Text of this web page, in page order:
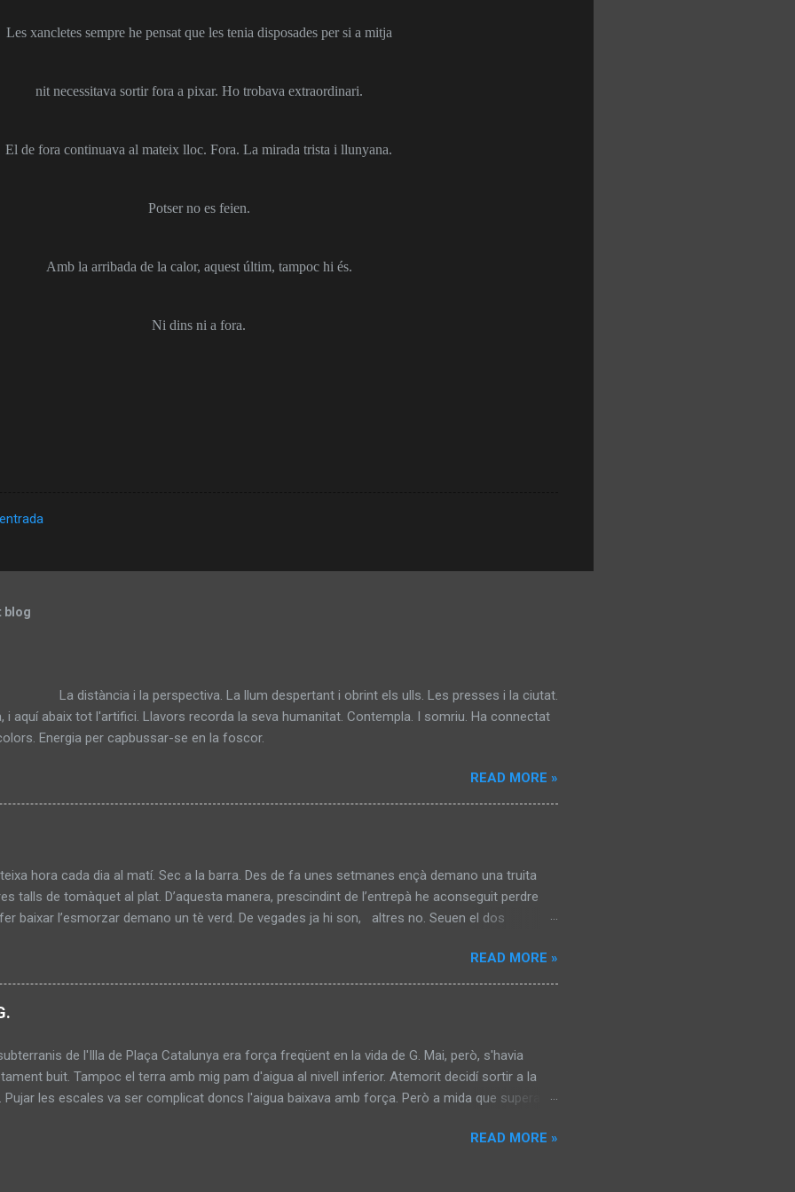
Les xancletes sempre he pensat que les tenia disposades per si a mitja
nit necessitava sortir fora a pixar. Ho trobava extraordinari.
El de fora continuava al mateix lloc. Fora. La mirada trista i llunyana.
Potser no es feien.
Amb la arribada de la calor, aquest últim, tampoc hi és.
Ni dins ni a fora.
blog
i la perspectiva. La llum despertant i obrint els ulls. Les presses i la ciutat.
i aquí abaix tot l'artifici. Llavors recorda la seva humanitat. Contempla. I somriu. Ha connectat
colors. Energia per capbussar-se en la foscor.
READ MORE »
hora cada dia al matí. Sec a la barra. Des de fa unes setmanes ençà demano una truita
talls de tomàquet al plat. D’aquesta manera, prescindint de l’entrepà he aconseguit perdre
baixar l’esmorzar demano un tè verd. De vegades ja hi son, altres no. Seuen el dos
Mal afaitats, mal pentinats. La roba bruta. Desprenen un tuf fastigós. Sabem que no treballen i
un cafè per a cadascú. S’estan uns 10 minuts, paguen i marxen. Fins l’endemà. Ja fa
de cambrer. S’apropa a la barra i demana un tallat. Al mateix temps, treu dues monedes
READ MORE »
de l'Illa de Plaça Catalunya era força freqüent en la vida de G. Mai, però, s'havia
buit. Tampoc el terra amb mig pam d'aigua al nivell inferior. Atemorit decidí sortir a la
Pujar les escales va ser complicat doncs l'aigua baixava amb força. Però a mida que superava
READ MORE »